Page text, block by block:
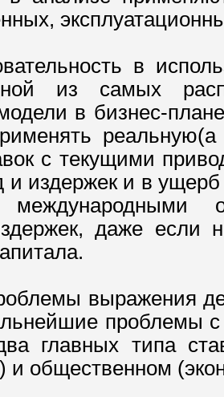
в
из самых
в бизнес-
с текущими
и издержек и в
международными
даже если
выражения
проблемы
главных типа
общественном